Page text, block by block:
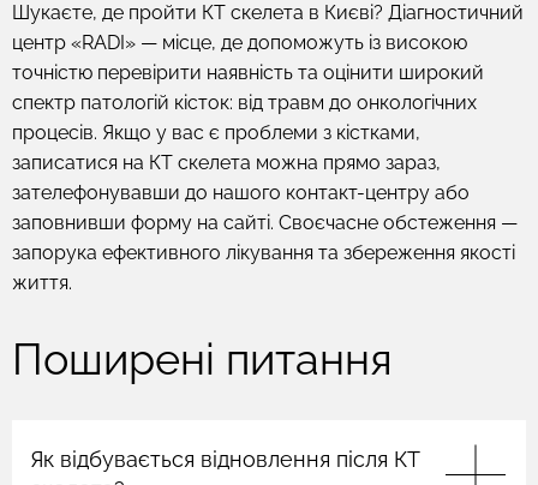
Шукаєте, де пройти КТ скелета в Києві? Діагностичний
центр «RADI» — місце, де допоможуть із високою
точністю перевірити наявність та оцінити широкий
спектр патологій кісток: від травм до онкологічних
процесів. Якщо у вас є проблеми з кістками,
записатися на КТ скелета можна прямо зараз,
зателефонувавши до нашого контакт-центру або
заповнивши форму на сайті. Своєчасне обстеження —
запорука ефективного лікування та збереження якості
життя.
Поширені питання
Як відбувається відновлення після КТ